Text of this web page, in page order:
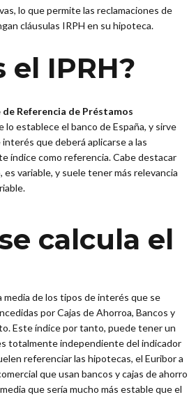
lo que permite las reclamaciones de
cláusulas IRPH en su hipoteca.
el IPRH?
de Referencia de Préstamos
lo establece el banco de España, y sirve
que deberá aplicarse a las
índice como referencia. Cabe destacar
variable, y suele tener más relevancia
calcula el
media de los tipos de interés que se
por Cajas de Ahorroa, Bancos y
Este índice por tanto, puede tener un
totalmente independiente del indicador
referenciar las hipotecas, el Euribor a
que usan bancos y cajas de ahorro
que sería mucho más estable que el